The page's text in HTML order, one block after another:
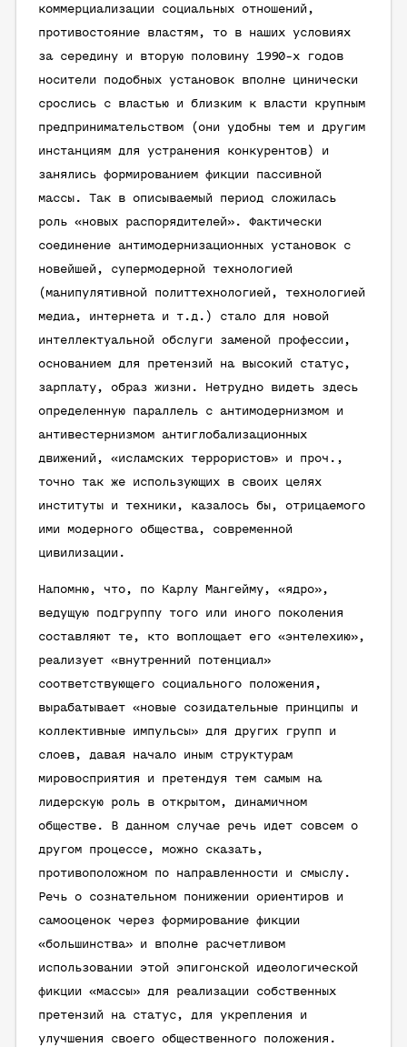
коммерциализации социальных отношений,
противостояние властям, то в наших условиях
за середину и вторую половину 1990-х годов
носители подобных установок вполне цинически
срослись с властью и близким к власти крупным
предпринимательством (они удобны тем и другим
инстанциям для устранения конкурентов) и
занялись формированием фикции пассивной
массы. Так в описываемый период сложилась
роль «новых распорядителей». Фактически
соединение антимодернизационных установок с
новейшей, супермодерной технологией
(манипулятивной политтехнологией, технологией
медиа, интернета и т.д.) стало для новой
интеллектуальной обслуги заменой профессии,
основанием для претензий на высокий статус,
зарплату, образ жизни. Нетрудно видеть здесь
определенную параллель с антимодернизмом и
антивестернизмом антиглобализационных
движений, «исламских террористов» и проч.,
точно так же использующих в своих целях
институты и техники, казалось бы, отрицаемого
ими модерного общества, современной
цивилизации.
Напомню, что, по Карлу Мангейму, «ядро»,
ведущую подгруппу того или иного поколения
составляют те, кто воплощает его «энтелехию»,
реализует «внутренний потенциал»
соответствующего социального положения,
вырабатывает «новые созидательные принципы и
коллективные импульсы» для других групп и
слоев, давая начало иным структурам
мировосприятия и претендуя тем самым на
лидерскую роль в открытом, динамичном
обществе. В данном случае речь идет совсем о
другом процессе, можно сказать,
противоположном по направленности и смыслу.
Речь о сознательном понижении ориентиров и
самооценок через формирование фикции
«большинства» и вполне расчетливом
использовании этой эпигонской идеологической
фикции «массы» для реализации собственных
претензий на статус, для укрепления и
улучшения своего общественного положения.